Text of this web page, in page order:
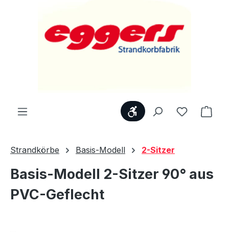
WerkzeugleisteDu hast 0
Strandkörbe Basis-Modell 2-Sitzer
Basis-Modell 2-Sitzer 90° aus
PVC-Geflecht